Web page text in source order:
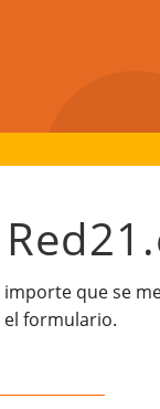
que se
el formulario.